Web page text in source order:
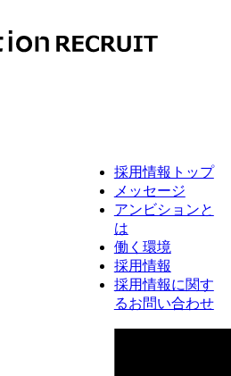
採用情報トップ
メッセージ
アンビションと
は
働く環境
採用情報
採用情報に関す
るお問い合わせ